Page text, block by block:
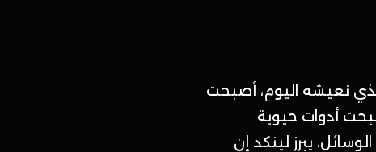
نعيشه اليوم، أصبحت
أدوات حيوية
يبرز لينكد إن